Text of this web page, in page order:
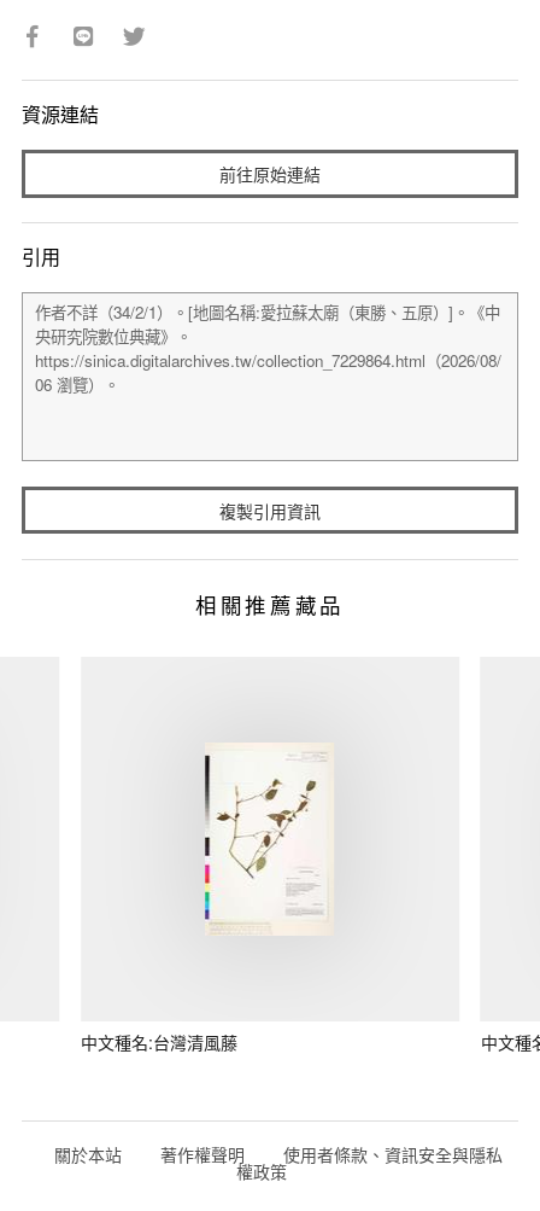
資源連結
前往原始連結
引用
複製引用資訊
相關推薦藏品
中文種名:台灣清風藤 中文種
關於本站 著作權聲明 使用者條款、資訊安全與隱私
權政策